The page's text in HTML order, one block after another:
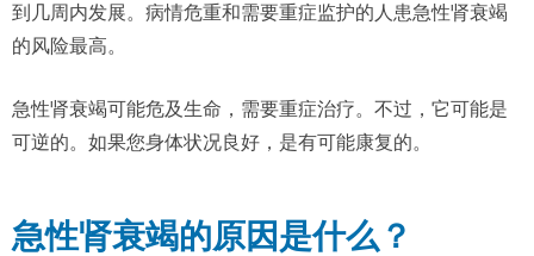
到几周内发展。病情危重和需要重症监护的人患急性肾衰竭
的风险最高。
急性肾衰竭可能危及生命，需要重症治疗。不过，它可能是
可逆的。如果您身体状况良好，是有可能康复的。
急性肾衰竭的原因是什么？